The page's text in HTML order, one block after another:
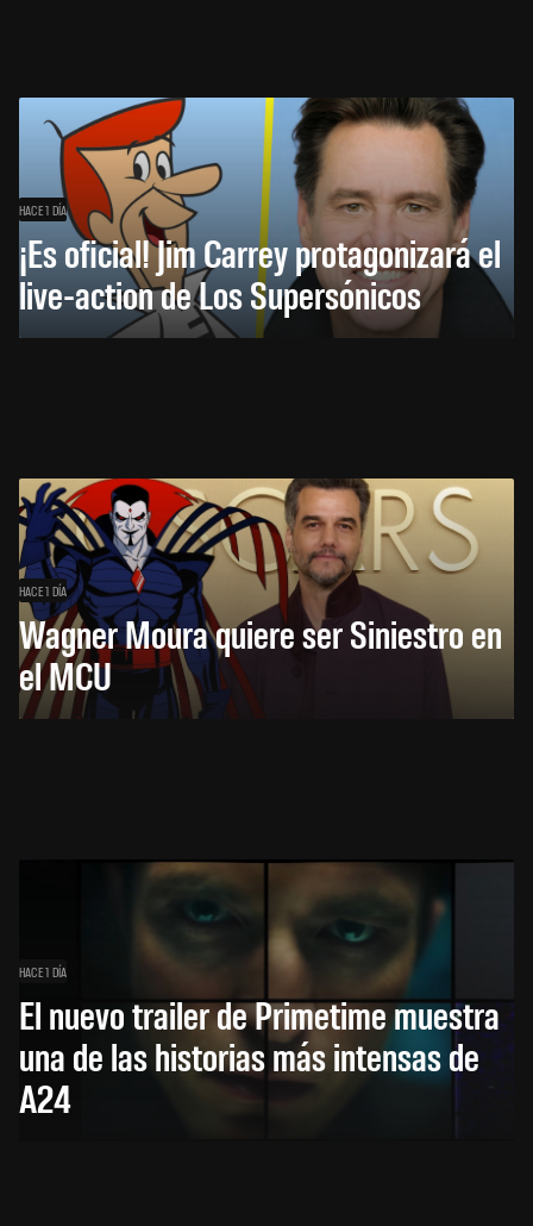
HACE 1 DÍA
¡Es oficial! Jim Carrey protagonizará el
live-action de Los Supersónicos
HACE 1 DÍA
Wagner Moura quiere ser Siniestro en
el MCU
HACE 1 DÍA
El nuevo trailer de Primetime muestra
una de las historias más intensas de
A24